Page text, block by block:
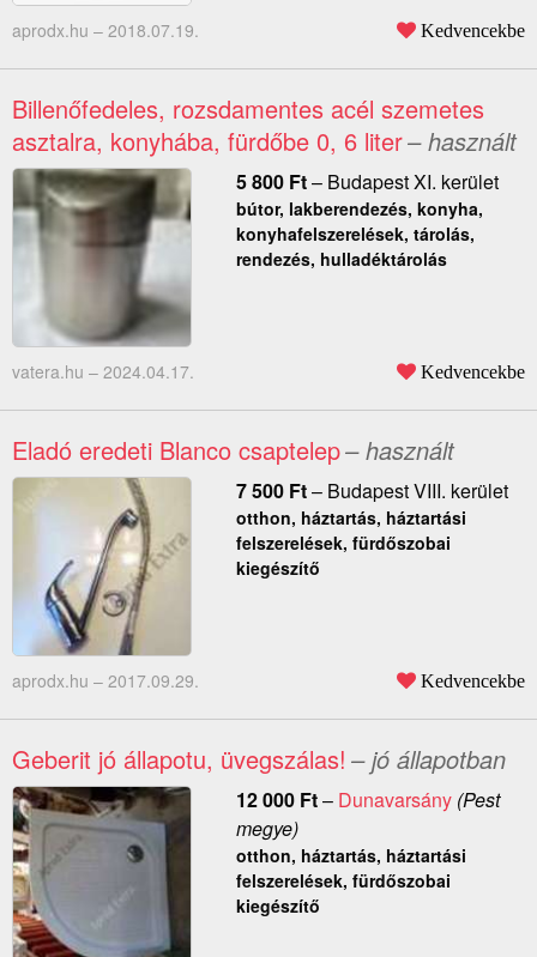
aprodx.hu – 2018.07.19. Kedvencekbe
Billenőfedeles, rozsdamentes acél szemetes
asztalra, konyhába, fürdőbe 0, 6 liter– használt
5 800 Ft– Budapest XI. kerület
bútor, lakberendezés, konyha,
konyhafelszerelések, tárolás,
rendezés, hulladéktárolás
vatera.hu – 2024.04.17. Kedvencekbe
Eladó eredeti Blanco csaptelep– használt
7 500 Ft– Budapest VIII. kerület
otthon, háztartás, háztartási
felszerelések, fürdőszobai
kiegészítő
aprodx.hu – 2017.09.29. Kedvencekbe
Geberit jó állapotu, üvegszálas! – jó állapotban
12 000 Ft– Dunavarsány(Pest
megye)
otthon, háztartás, háztartási
felszerelések, fürdőszobai
kiegészítő